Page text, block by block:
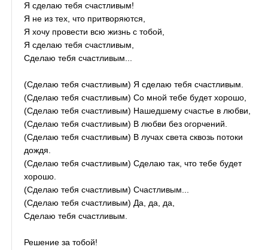
Я сделаю тебя счастливым!
Я не из тех, что притворяются,
Я хочу провести всю жизнь с тобой,
Я сделаю тебя счастливым,
Сделаю тебя счастливым...
(Сделаю тебя счастливым) Я сделаю тебя счастливым.
(Сделаю тебя счастливым) Со мной тебе будет хорошо,
(Сделаю тебя счастливым) Нашедшему счастье в любви,
(Сделаю тебя счастливым) В любви без огорчений.
(Сделаю тебя счастливым) В лучах света сквозь потоки
дождя.
(Сделаю тебя счастливым) Сделаю так, что тебе будет
хорошо.
(Сделаю тебя счастливым) Счастливым...
(Сделаю тебя счастливым) Да, да, да,
Сделаю тебя счастливым.
Решение за тобой!